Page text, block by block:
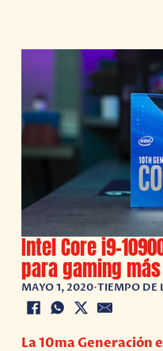
Intel Core i9-
para gaming
MAYO 1, 2020•TIEMPO DE
La 10ma Generación